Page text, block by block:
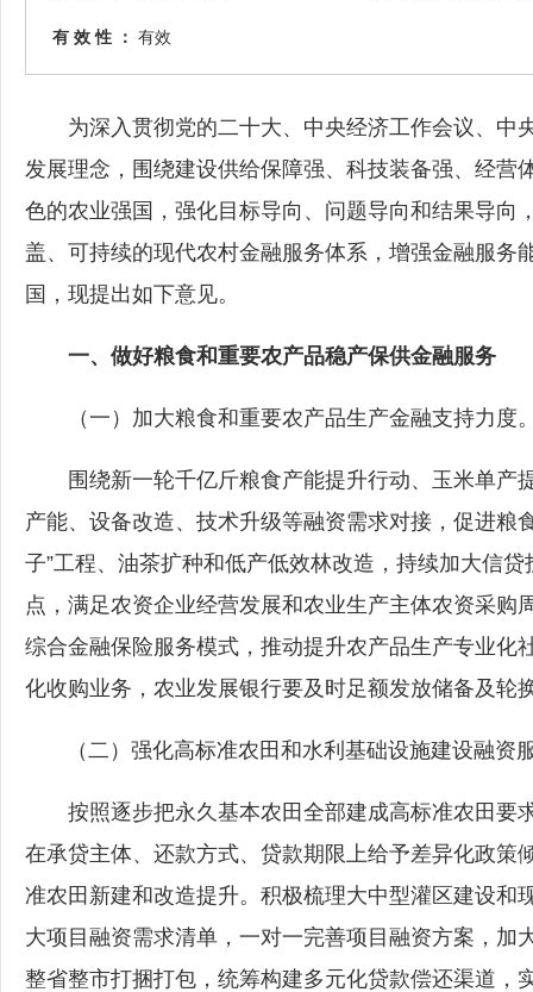
有 效 性 ： 有效
为深入贯彻党的二十大、中央经济工作会议、中
发展理念，围绕建设供给保障强、科技装备强、经营
色的农业强国，强化目标导向、问题导向和结果导向
盖、可持续的现代农村金融服务体系，增强金融服务
国，现提出如下意见。
一、做好粮食和重要农产品稳产保供金融服务
（一）加大粮食和重要农产品生产金融支持力度
围绕新一轮千亿斤粮食产能提升行动、玉米单产
产能、设备改造、技术升级等融资需求对接，促进粮
子”工程、油茶扩种和低产低效林改造，持续加大信
点，满足农资企业经营发展和农业生产主体农资采
综合金融保险服务模式，推动提升农产品生产专业化
化收购业务，农业发展银行要及时足额发放储备及轮
（二）强化高标准农田和水利基础设施建设融资
按照逐步把永久基本农田全部建成高标准农田要
在承贷主体、还款方式、贷款期限上给予差异化政策
准农田新建和改造提升。积极梳理大中型灌区建设和
大项目融资需求清单，一对一完善项目融资方案，加
整省整市打捆打包，统筹构建多元化贷款偿还渠道，